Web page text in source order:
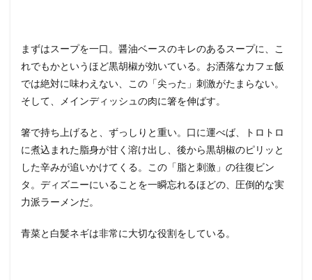
まずはスープを一口。醤油ベースのキレのあるスープに、こ
れでもかというほど黒胡椒が効いている。お洒落なカフェ飯
では絶対に味わえない、この「尖った」刺激がたまらない。
そして、メインディッシュの肉に箸を伸ばす。
箸で持ち上げると、ずっしりと重い。口に運べば、トロトロ
に煮込まれた脂身が甘く溶け出し、後から黒胡椒のピリッと
した辛みが追いかけてくる。この「脂と刺激」の往復ビン
タ。ディズニーにいることを一瞬忘れるほどの、圧倒的な実
力派ラーメンだ。
青菜と白髪ネギは非常に大切な役割をしている。